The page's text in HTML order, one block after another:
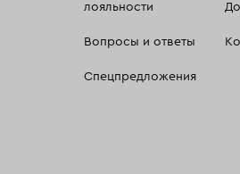
лояльности
Вопросы и ответы
Спецпредложения